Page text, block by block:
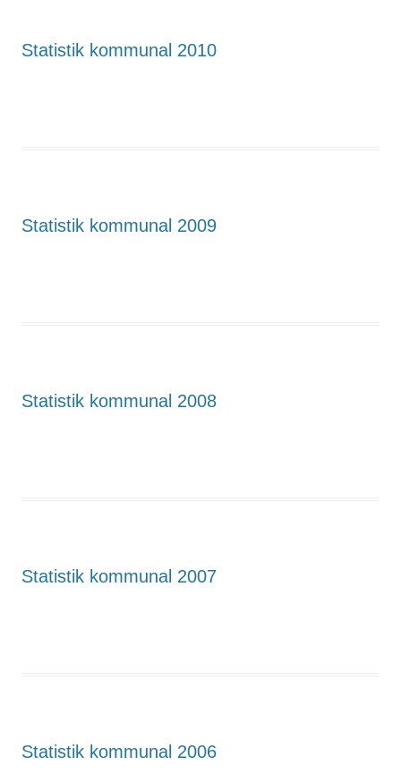
Statistik kommunal 2010
Statistik kommunal 2009
Statistik kommunal 2008
Statistik kommunal 2007
Statistik kommunal 2006